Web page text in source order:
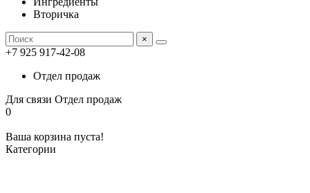
Вторичка
×
+7 925 917-42-08
Отдел продаж
Для связи Отдел продаж
0
Ваша корзина пуста!
Категории